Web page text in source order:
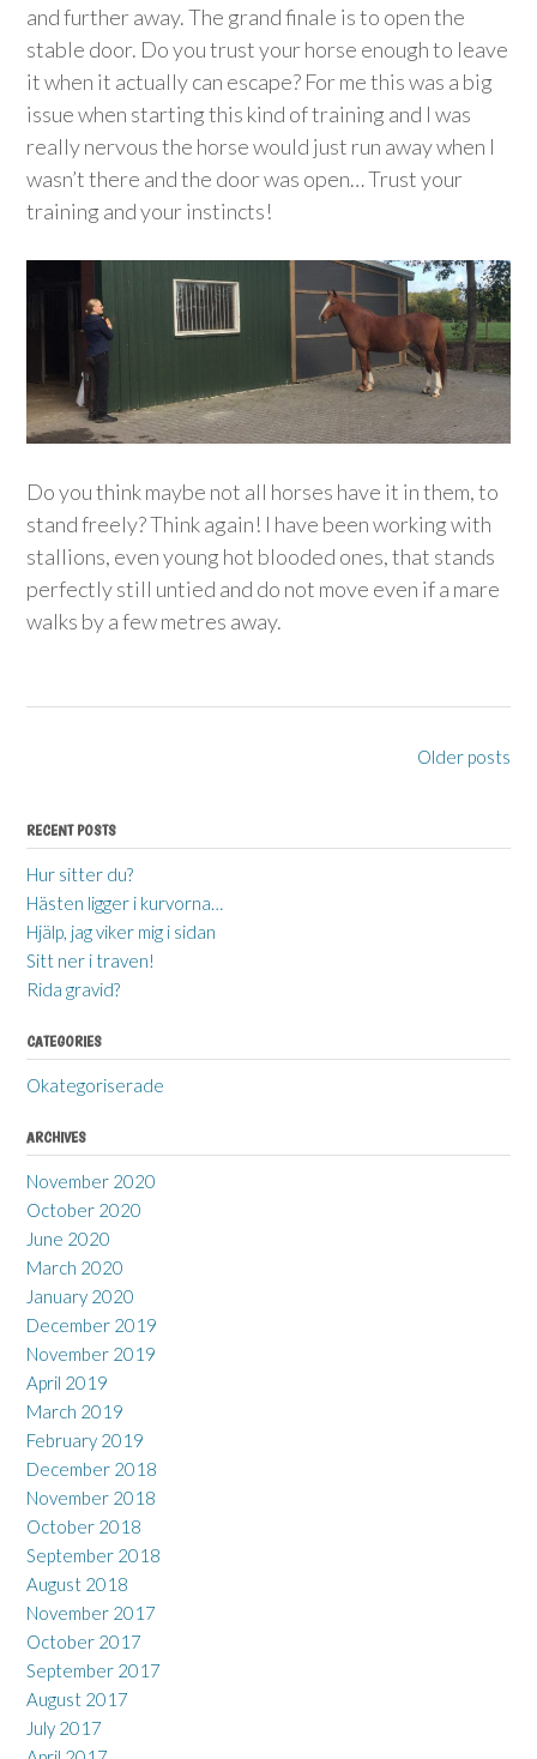
and further away. The grand finale is to open the
stable door. Do you trust your horse enough to leave
it when it actually can escape? For me this was a big
issue when starting this kind of training and I was
really nervous the horse would just run away when I
wasn’t there and the door was open… Trust your
training and your instincts!
Do you think maybe not all horses have it in them, to
stand freely? Think again! I have been working with
stallions, even young hot blooded ones, that stands
perfectly still untied and do not move even if a mare
walks by a few metres away.
navigation
Older posts
RECENT POSTS
Hur sitter du?
Hästen ligger i kurvorna…
Hjälp, jag viker mig i sidan
Sitt ner i traven!
Rida gravid?
CATEGORIES
Okategoriserade
ARCHIVES
November 2020
October 2020
June 2020
March 2020
January 2020
December 2019
November 2019
April 2019
March 2019
February 2019
December 2018
November 2018
October 2018
September 2018
August 2018
November 2017
October 2017
September 2017
August 2017
July 2017